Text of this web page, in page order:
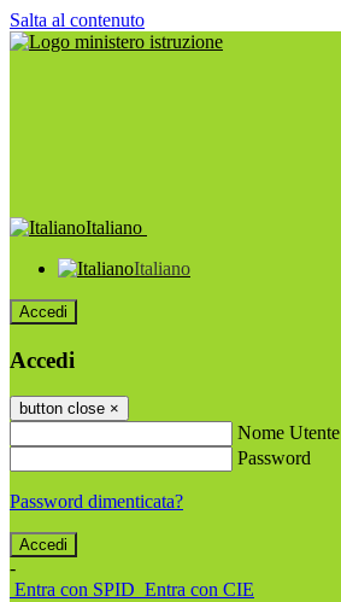
Salta al contenuto
Italiano
Italiano
Accedi
Accedi
button close ×
Nome Utente
Password
Password dimenticata?
-
Entra con SPID Entra con CIE